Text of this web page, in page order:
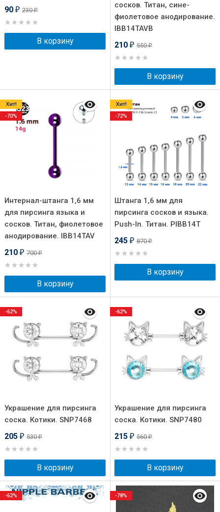
90 ₽ 230₽
В корзину
сосков. Титан, сине-
фиолетовое анодирование.
IBB14TAVB
210 ₽ 550₽
В корзину
Интернал-штанга 1,6 мм
для пирсинга языка и
сосков. Титан, фиолетовое
анодирование. IBB14TAV
210 ₽ 700₽
В корзину
Хит!
-70%
Штанга 1,6 мм для
пирсинга сосков и языка.
Push-In. Титан. PIBB14T
245 ₽ 870₽
В корзину
Хит!
-72%
Украшение для пирсинга
соска. Котики. SNP7468
205 ₽ 530₽
В корзину
-62%
Украшение для пирсинга
соска. Котики. SNP7480
215 ₽ 560₽
В корзину
-62%
-62% -78%